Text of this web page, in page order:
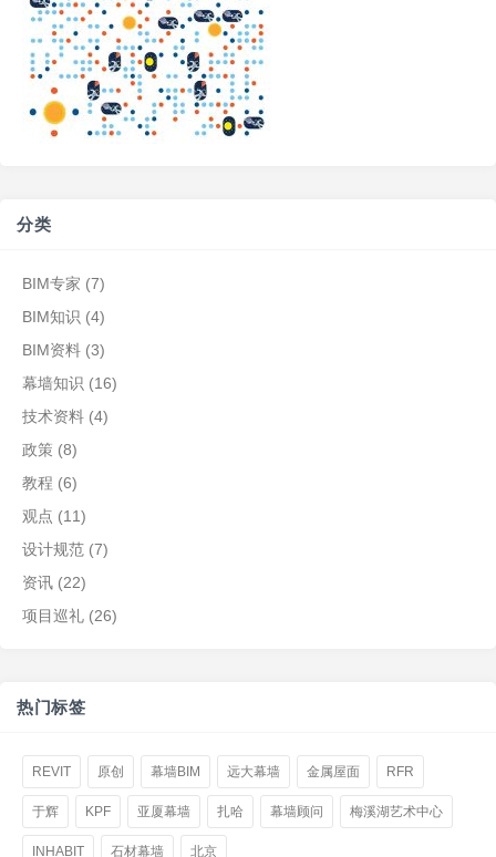
分类
BIM专家 (7)
BIM知识 (4)
BIM资料 (3)
幕墙知识 (16)
技术资料 (4)
政策 (8)
教程 (6)
观点 (11)
设计规范 (7)
资讯 (22)
项目巡礼 (26)
热门标签
REVIT 原创 幕墙BIM 远大幕墙 金属屋面 RFR
于辉 KPF 亚厦幕墙 扎哈 幕墙顾问 梅溪湖艺术中心
INHABIT 石材幕墙 北京